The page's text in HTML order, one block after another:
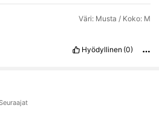
Väri: Musta / Koko: M
Hyödyllinen (0)